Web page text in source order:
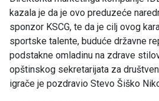
kazala je da je ovo preduzeće
sponzor KSCG, te da je cilj ovog
sportske talente, buduće državne
podstakne omladinu na zdrave
opštinskog sekretarijata za
igrače je pozdravio Stevo Šiško